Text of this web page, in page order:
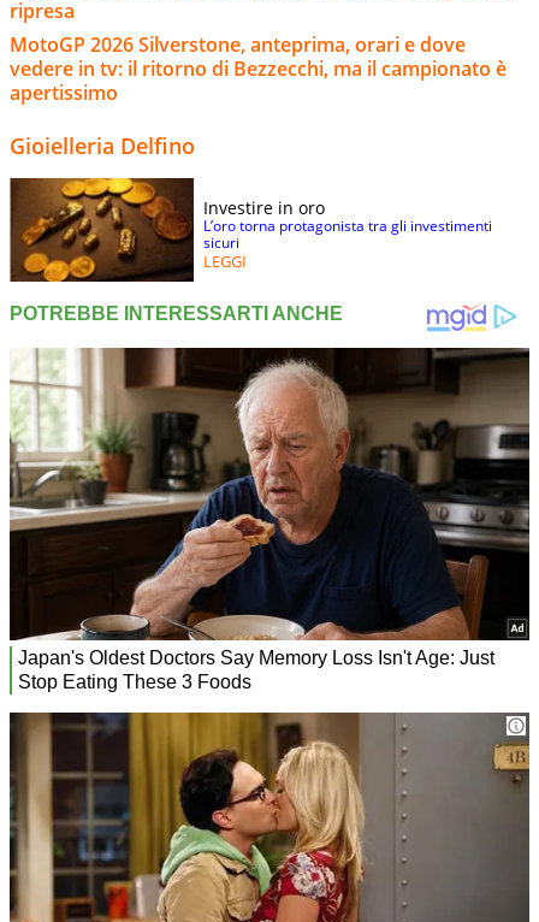
ripresa
MotoGP 2026 Silverstone, anteprima, orari e dove
vedere in tv: il ritorno di Bezzecchi, ma il campionato è
apertissimo
Gioielleria Delfino
Investire in oro
L’oro torna protagonista tra gli investimenti
sicuri
LEGGI